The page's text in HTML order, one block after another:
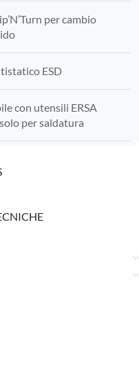
per cambio
ESD
con utensili ERSA
per saldatura